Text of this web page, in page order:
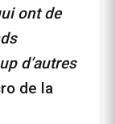
ont de
d’autres
de la